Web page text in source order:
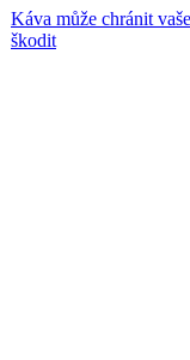
Káva může chránit
škodit